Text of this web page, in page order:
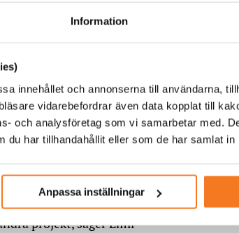
Information
innehållet och annonserna till användarna,
vidarebefordrar även data kopplat till
och analysföretag som vi samarbetar med.
du har tillhandahållit eller som de har samlat
Anpassa inställningar
Emil
ur säkerhetssynpunkt. I
Hillberg.
tvillingen under tre års
att kunna söka stöd för
tvillingen vi bygger
tid framöver, fast i andra
projekt, säger Emil